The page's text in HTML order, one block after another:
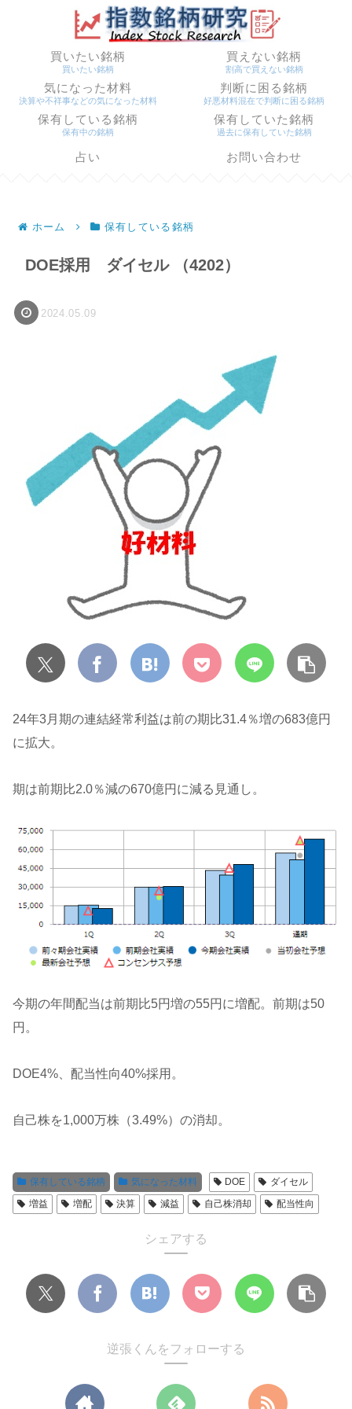
買いたい銘柄
買いたい銘柄
買えない銘柄
割高で買えない銘柄
気になった材料
決算や不祥事などの気になった材料
判断に困る銘柄
好悪材料混在で判断に困る銘柄
保有している銘柄
保有中の銘柄
保有していた銘柄
過去に保有していた銘柄
占い お問い合わせ
ホーム 保有している銘柄
DOE採用 ダイセル （4202）
2024.05.09
24年3月期の連結経常利益は前の期比31.4％増の683億円
に拡大。
期は前期比2.0％減の670億円に減る見通し。
今期の年間配当は前期比5円増の55円に増配。前期は50
円。
DOE4%、配当性向40%採用。
自己株を1,000万株（3.49%）の消却。
保有している銘柄 気になった材料 DOE
ダイセル
増益
増配 決算 減益 自己株消却 配当性向
シェアする
逆張くんをフォローする